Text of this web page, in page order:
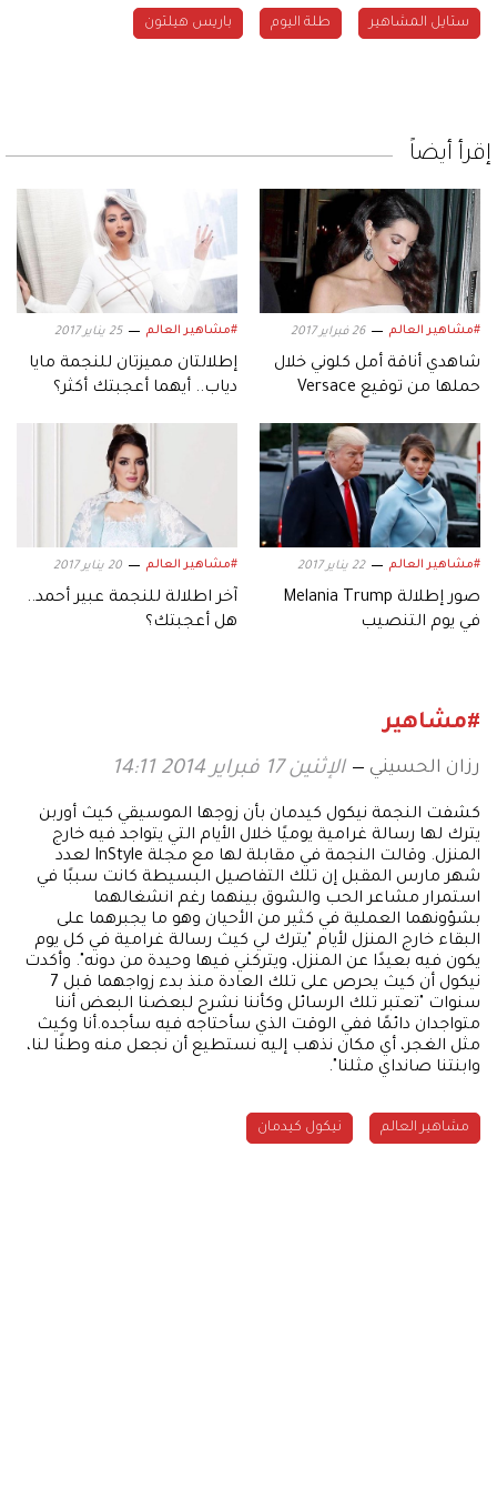
ستايل المشاهير طلة اليوم باريس هيلتون
إقرأ أيضاً
#مشاهير العالم 26 فبراير 2017
شاهدي أناقة أمل كلوني خلال
حملها من توقيع Versace
#مشاهير العالم 25 يناير 2017
إطلالتان مميزتان للنجمة مايا
دياب.. أيهما أعجبتك أكثر؟
#مشاهير العالم 22 يناير 2017
صور إطلالة Melania Trump
في يوم التنصيب
#مشاهير العالم 20 يناير 2017
آخر اطلالة للنجمة عبير أحمد..
هل أعجبتك؟
#مشاهير
رزان الحسيني الإثنين 17 فبراير 2014 14:11
كشفت النجمة نيكول كيدمان بأن زوجها الموسيقي كيث أوربن
يترك لها رسالة غرامية يوميًا خلال الأيام التي يتواجد فيه خارج
المنزل. وقالت النجمة في مقابلة لها مع مجلة InStyle لعدد
شهر مارس المقبل إن تلك التفاصيل البسيطة كانت سببًا في
استمرار مشاعر الحب والشوق بينهما رغم انشغالهما
بشؤونهما العملية في كثير من الأحيان وهو ما يجبرهما على
البقاء خارج المنزل لأيام "يترك لي كيث رسالة غرامية في كل يوم
يكون فيه بعيدًا عن المنزل، ويتركني فيها وحيدة من دونه". وأكدت
نيكول أن كيث يحرص على تلك العادة منذ بدء زواجهما قبل 7
سنوات "تعتبر تلك الرسائل وكأننا نشرح لبعضنا البعض أننا
متواجدان دائمًا ففي الوقت الذي سأحتاجه فيه سأجده.أنا وكيث
مثل الغجر، أي مكان نذهب إليه نستطيع أن نجعل منه وطنًا لنا،
وابنتنا صانداي مثلنا".
مشاهير العالم نيكول كيدمان